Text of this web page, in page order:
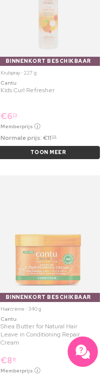
BINNENKORT BESCHIKBAAR
Krulspray ⋅ 227 g
Cantu
Kids Curl Refresher
€679
Memberprijs
Normale prijs:€11 39
TOON MEER
BINNENKORT BESCHIKBAAR
Haarcrème ⋅ 340 g
Cantu
Shea Butter for Natural Hair
Leave in Conditioning Repair
Cream
€8 19
Memberprijs